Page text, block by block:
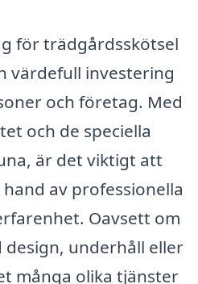
för trädgårdsskötsel
värdefull investering
och företag. Med
och de speciella
är det viktigt att
av professionella
Oavsett om
design, underhåll eller
många olika tjänster